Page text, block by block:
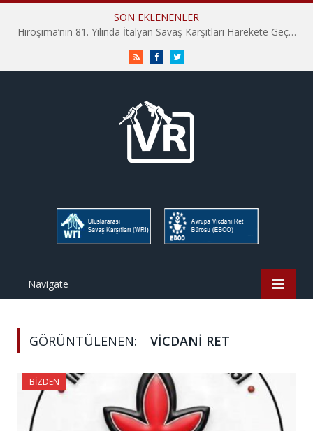
SON EKLENENLER
Hiroşima’nın 81. Yılında İtalyan Savaş Karşıtları Harekete Geçti: “Hatırlamak yeterli değil”
RSS FacebookTwitter
Navigate
GÖRÜNTÜLENEN: VICDANI RET
BIZDEN